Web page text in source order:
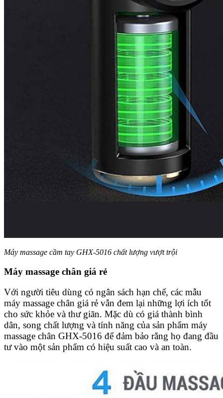
Máy massage cầm tay GHX-5016 chất lượng vượt trội
Máy massage chân giá rẻ
Với người tiêu dùng có ngân sách hạn chế, các mẫu
máy massage chân giá rẻ vẫn đem lại những lợi ích tốt
cho sức khỏe và thư giãn. Mặc dù có giá thành bình
dân, song chất lượng và tính năng của sản phẩm máy
massage chân GHX-5016 để đảm bảo rằng họ đang đầu
tư vào một sản phẩm có hiệu suất cao và an toàn.